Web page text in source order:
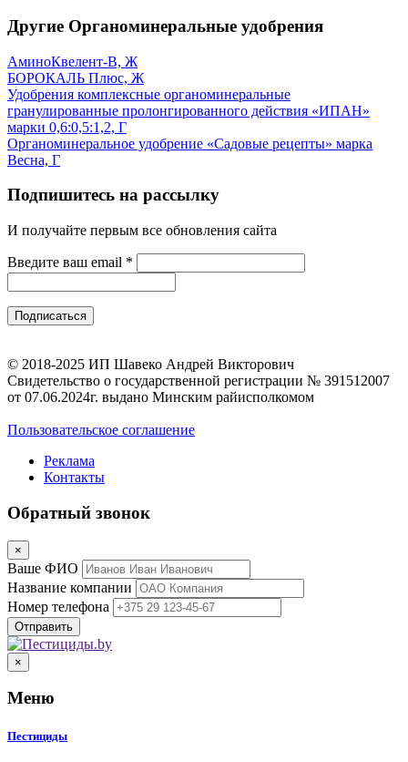
Другие Органоминеральные удобрения
АминоКвелент-В, Ж
БОРОКАЛЬ Плюс, Ж
Удобрения комплексные органоминеральные
гранулированные пролонгированного действия «ИПАН»
марки 0,6:0,5:1,2, Г
Органоминеральное удобрение «Садовые рецепты» марка
Весна, Г
Подпишитесь на рассылку
И получайте первым все обновления сайта
Введите ваш email *
© 2018-2025 ИП Шавеко Андрей Викторович
Свидетельство о государственной регистрации № 391512007
от 07.06.2024г. выдано Минским райисполкомом
Пользовательское соглашение
Реклама
Контакты
Обратный звонок
×
Ваше ФИО
Название компании
Номер телефона
×
Меню
Пестициды